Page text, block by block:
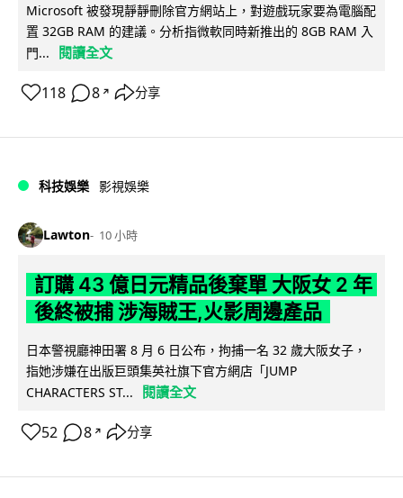
Microsoft 被發現靜靜刪除官方網站上，對遊戲玩家要為電腦配
置 32GB RAM 的建議。分析指微軟同時新推出的 8GB RAM 入
門...
閱讀全文
118 8 ↗ 分享
科技娛樂 影視娛樂
Lawton 10 小時
訂購 43 億日元精品後棄單 大阪女 2 年
後終被捕 涉海賊王,火影周邊產品
日本警視廳神田署 8 月 6 日公布，拘捕一名 32 歲大阪女子，
指她涉嫌在出版巨頭集英社旗下官方網店「JUMP
CHARACTERS ST...
閱讀全文
52 8 ↗ 分享